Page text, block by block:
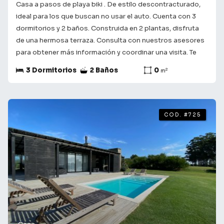
Casa a pasos de playa biki . De estilo descontracturado,
ideal para los que buscan no usar el auto. Cuenta con 3
dormitorios y 2 baños. Construida en 2 plantas, disfruta
de una hermosa terraza. Consulta con nuestros asesores
para obtener más información y coordinar una visita. Te
futuro comienza aquí!
3 Dormitorios 2 Baños 0 m2
COD. #725